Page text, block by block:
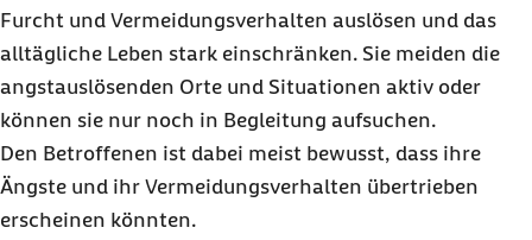
Furcht und Vermeidungsverhalten auslösen und das
alltägliche Leben stark einschränken. Sie meiden die
angstauslösenden Orte und Situationen aktiv oder
können sie nur noch in Begleitung aufsuchen.
Den Betroffenen ist dabei meist bewusst, dass ihre
Ängste und ihr Vermeidungsverhalten übertrieben
erscheinen könnten.